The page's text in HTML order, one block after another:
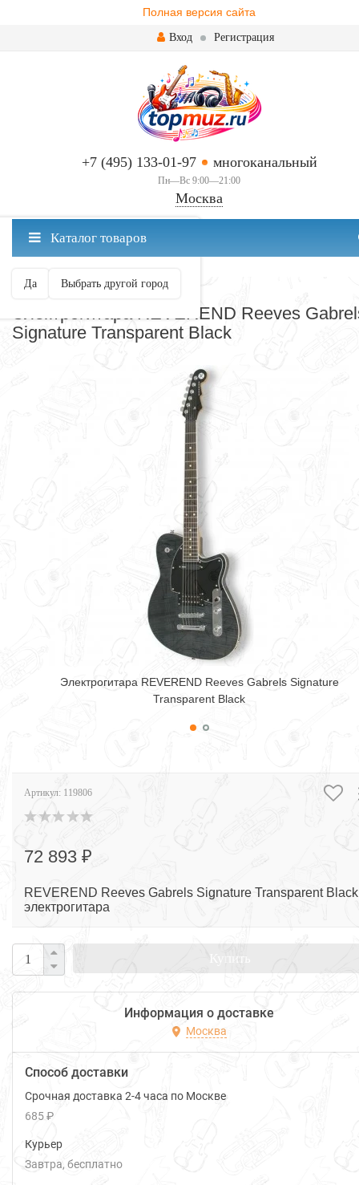
Полная версия сайта
Вход Регистрация
+7 (495) 133-01-97 многоканальный
Пн—Вс 9:00—21:00
Москва
Москва ваш город?
Да Выбрать другой город
Каталог товаров
ЭЛЕКТРОГИТАРЫ
Электрогитара REVEREND Reeves
Signature Transparent Black
Электрогитара REVEREND Reeves Gabrels Signature
Transparent Black
Артикул: 119806
72 893 ₽
REVEREND Reeves Gabrels Signature Transparent Black
электрогитара
Купить
Информация о доставке
Москва
Способ доставки
Срочная доставка 2-4 часа по Москве
685 ₽
Курьер
Завтра
Бесплатно